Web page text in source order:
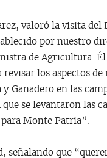
valoró la visita del
por nuestro
de Agricultura.
los aspectos de
Ganadero en las
se levantaron las
Monte Patria”.
señalando que